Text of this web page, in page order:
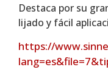
Destaca por su
lijado y fácil
https://